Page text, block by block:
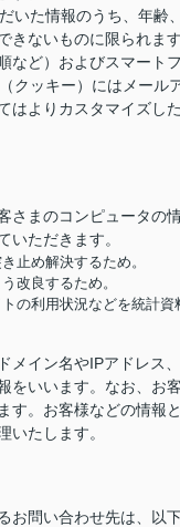
いた情報のうち、年
きないものに限られ
など）およびスマー
クッキー）にはメー
はよりカスタマイズし
まのコンピュータの
いただきます。
止め解決するため。
改良するため。
の利用状況などを統計資
メイン名やIPアドレス
をいいます。なお、
す。お客様などの情報
いたします。
問い合わせ先は、以下